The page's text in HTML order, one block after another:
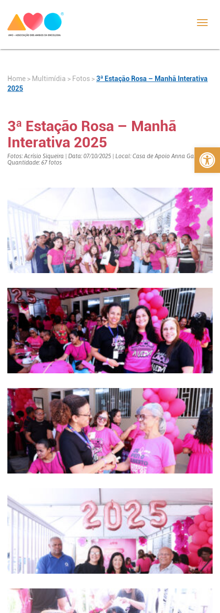
Abrir
Home > Multimídia > Fotos >3ª Estação Rosa – Manhã Interativa
2025
3ª Estação Rosa – Manhã
Interativa 2025
Fotos: Acrísio Siqueira | Data: 07/10/2025 | Local: Casa de Apoio Anna Garcez |
Quantidade: 67 fotos